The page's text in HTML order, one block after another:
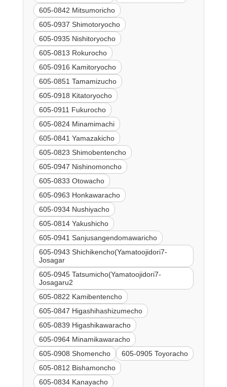
605-0842 Mitsumoricho
605-0937 Shimotoryocho
605-0935 Nishitoryocho
605-0813 Rokurocho
605-0916 Kamitoryocho
605-0851 Tamamizucho
605-0918 Kitatoryocho
605-0911 Fukurocho
605-0824 Minamimachi
605-0841 Yamazakicho
605-0823 Shimobentencho
605-0947 Nishinomoncho
605-0833 Otowacho
605-0963 Honkawaracho
605-0934 Nushiyacho
605-0814 Yakushicho
605-0941 Sanjusangendomawaricho
605-0943 Shichikencho(Yamatoojidori7-
Josagar
605-0945 Tatsumicho(Yamatoojidori7-
Josagaru2
605-0822 Kamibentencho
605-0847 Higashihashizumecho
605-0839 Higashikawaracho
605-0964 Minamikawaracho
605-0908 Shomencho
605-0905 Toyoracho
605-0812 Bishamoncho
605-0834 Kanayacho